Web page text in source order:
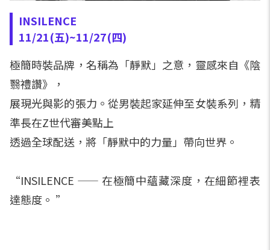
INSILENCE
11/21(五)~11/27(四)
極簡時裝品牌，名稱為「靜默」之意，靈感來自《陰
翳禮讚》，
展現光與影的張力。從男裝起家延伸至女裝系列，精
準長在Z世代審美點上
透過全球配送，將「靜默中的力量」帶向世界。
“INSILENCE —— 在極簡中蘊藏深度，在細節裡表
達態度。 ”